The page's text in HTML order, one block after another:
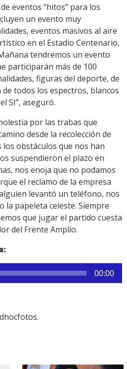
eventos “hitos” para los
un evento muy
eventos masivos al aire
en el Estadio Centenario,
tendremos un evento
participarán más de 100
figuras del deporte, de
todos los espectros, blancos
SI”, aseguró.
por las trabas que
desde la recolección de
obstáculos que nos han
suspendieron el plazo en
nos enoja que no podamos
el reclamo de la empresa
levantó un teléfono, nos
la papeleta celeste. Siempre
que jugar el partido cuesta
del Frente Amplio.
00:00